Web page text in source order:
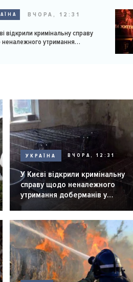
ВЧОРА, 12:31
відкрили кримінальну справу
утримання
УКРАЇНА ВЧОРА, 12:31
У Києві відкрили кримінальну
справу щодо неналежного
утримання доберманів у
розпліднику